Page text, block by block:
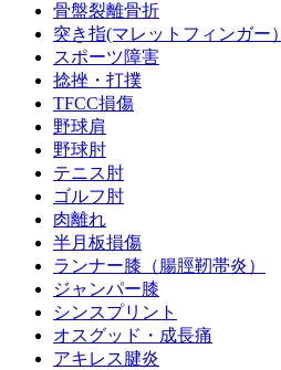
骨盤裂離骨折
突き指(マレットフィンガー）
スポーツ障害
捻挫・打撲
TFCC損傷
野球肩
野球肘
テニス肘
ゴルフ肘
肉離れ
半月板損傷
ランナー膝（腸脛靭帯炎）
ジャンパー膝
シンスプリント
オスグッド・成長痛
アキレス腱炎